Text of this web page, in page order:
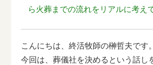
ら火葬までの流れをリアルに考え
こんにちは、終活牧師の榊哲夫です。
今回は、葬儀社を決めるという話し